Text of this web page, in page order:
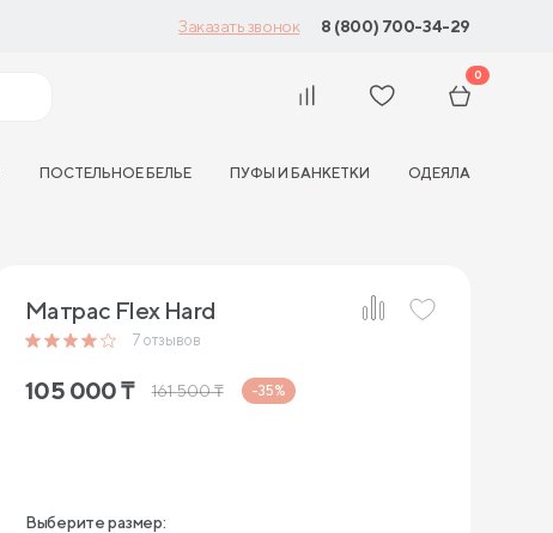
Заказать звонок 8 (800) 700-34-29
0
ПОСТЕЛЬНОЕ БЕЛЬЕ ПУФЫ И БАНКЕТКИ ОДЕЯЛА
Матрас Flex Hard
7 отзывов
105 000₸ 161 500₸ -35%
Выберите размер: